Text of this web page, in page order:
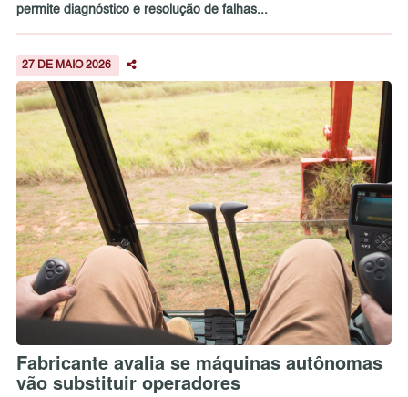
permite diagnóstico e resolução de falhas...
27 DE MAIO 2026
Fabricante avalia se máquinas autônomas
vão substituir operadores